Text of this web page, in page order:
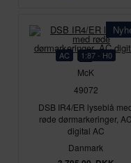
AC 1:87 - H0
McK
49072
DSB IR4/ER lyseblå
røde dørmarkeringer, AC
digital AC
Danmark